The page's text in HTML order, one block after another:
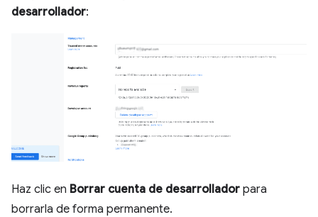
desarrollador:
Haz clic en Borrar cuenta de desarrollador para
borrarla de forma permanente.